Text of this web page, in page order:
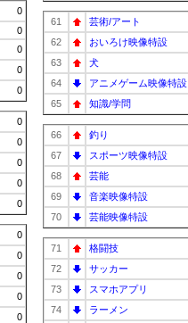
0
0
0
0
0
0
0
0
0
0
0
0
0
0
0
61 芸術/アート
62
おいろけ映像特設
63
犬
64
アニメゲーム映像特設
65
知識/学問
66 釣り
67
スポーツ映像特設
68
芸能
69
音楽映像特設
70
芸能映像特設
71 格闘技
72
サッカー
73
スマホアプリ
74
ラーメン